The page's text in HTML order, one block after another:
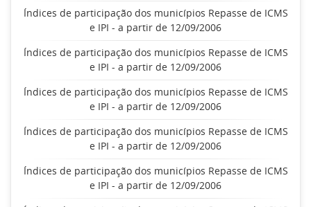
Índices de participação dos municípios Repasse de ICMS
e IPI - a partir de 12/09/2006
Índices de participação dos municípios Repasse de ICMS
e IPI - a partir de 12/09/2006
Índices de participação dos municípios Repasse de ICMS
e IPI - a partir de 12/09/2006
Índices de participação dos municípios Repasse de ICMS
e IPI - a partir de 12/09/2006
Índices de participação dos municípios Repasse de ICMS
e IPI - a partir de 12/09/2006